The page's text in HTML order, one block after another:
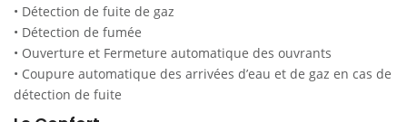
• Détection de fuite de gaz
• Détection de fumée
• Ouverture et Fermeture automatique des ouvrants
• Coupure automatique des arrivées d’eau et de gaz en cas de
détection de fuite